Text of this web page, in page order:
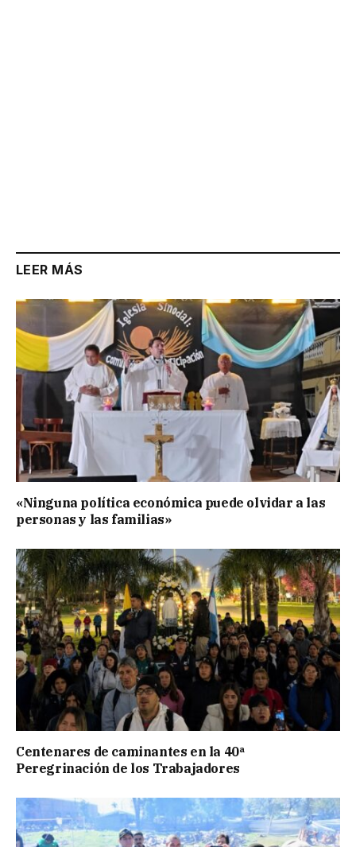
LEER MÁS
«Ninguna política económica puede olvidar a las
personas y las familias»
Centenares de caminantes en la 40ª
Peregrinación de los Trabajadores